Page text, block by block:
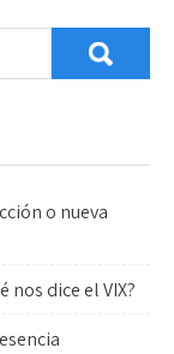
o nueva
dice el VIX?